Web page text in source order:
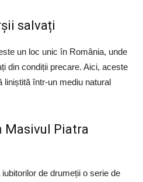
salvați
un loc unic în România, unde
din condiții precare. Aici, aceste
liniștită într-un mediu natural
Masivul Piatra
de drumeții o serie de